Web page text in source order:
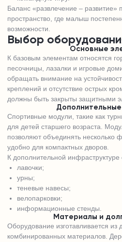
Баланс «развлечение – развитие»
пространство, где малыш
возможности.
Выбор
Основные
К базовым элементам относятся
песочницы, лазалки и игровые
обращать внимание на
креплений и отсутствие острых
должны быть закрыты защитными
Спортивные модули, такие как
для детей старшего возраста.
позволяют объединять несколько
удобно для компактных дворов.
К дополнительной инфраструктуре
лавочки;
урны;
теневые навесы;
велопарковки;
информационные стенды.
Материалы и
Оборудование изготавливается из
комбинированных материалов.